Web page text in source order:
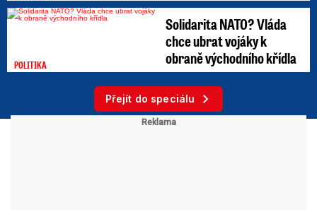
POLITIKA
Solidarita NATO? Vláda
chce ubrat vojáky k
obraně východního křídla
Přejít do speciálu